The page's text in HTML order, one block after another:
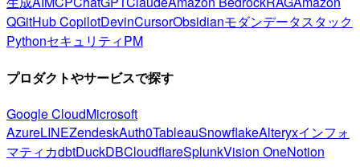
QGitHub CopilotDevinCursorObsidianモダンデータスタック
PythonセキュリティPM
プロダクトやサービスで探す
Google CloudMicrosoft
AzureLINEZendeskAuth0TableauSnowflakeAlteryxインフォ
マティカdbtDuckDBCloudflareSplunkVision OneNotion